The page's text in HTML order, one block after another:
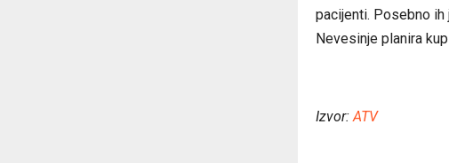
pacijenti. Posebno
Nevesinje planira
Izvor:ATV